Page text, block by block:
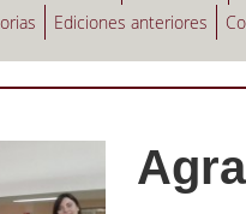
Ediciones anteriores